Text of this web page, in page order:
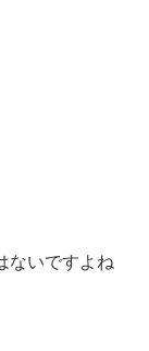
ないですよね